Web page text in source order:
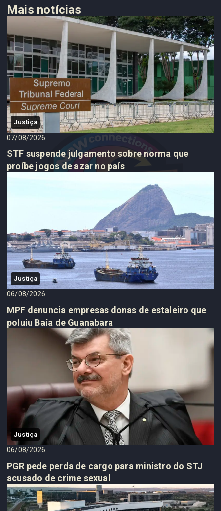
Mais notícias
Justiça
07/08/2026
STF suspende julgamento sobre norma que
proíbe jogos de azar no país
Justiça
06/08/2026
MPF denuncia empresas donas de estaleiro que
poluiu Baía de Guanabara
Justiça
06/08/2026
PGR pede perda de cargo para ministro do STJ
acusado de crime sexual